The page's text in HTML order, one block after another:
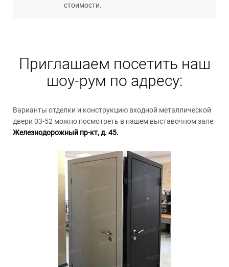
стоимости.
Приглашаем посетить наш
шоу-рум по адресу:
Варианты отделки и конструкцию входной металлической
двери 03-52 можно посмотреть в нашем выставочном зале:
Железнодорожный пр-кт, д. 45.